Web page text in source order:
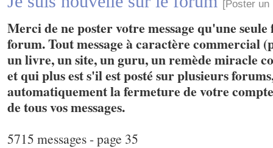
[Poster un
Merci de ne poster votre message qu'une seule
forum. Tout message à caractère commercial
un livre, un site, un guru, un remède miracle
et qui plus est s'il est posté sur plusieurs
automatiquement la fermeture de votre
de tous vos messages.
5715 messages - page 35